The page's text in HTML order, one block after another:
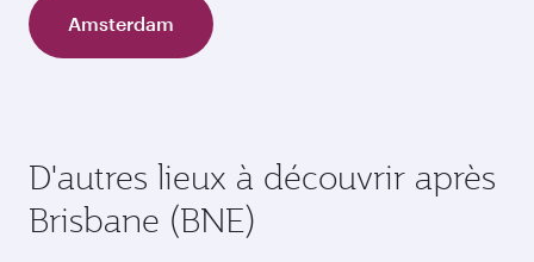
Amsterdam
D'autres lieux à découvrir après
Brisbane (BNE)